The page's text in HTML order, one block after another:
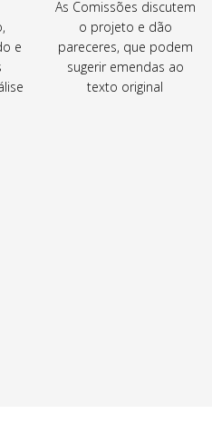
e
As Comissões discutem
o projeto e dão
pareceres, que podem
sugerir emendas ao
texto original